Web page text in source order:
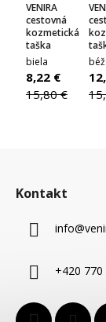
8,22 €
15,80 €
VENIRA
cestovná
kozmetická
taška
biela
Kontakt
info@
+420 770